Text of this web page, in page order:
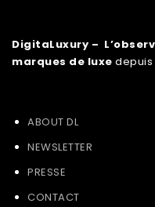
DigitaLuxury –
marques de luxe depuis
ABOUT DL
NEWSLETTER
PRESSE
CONTACT